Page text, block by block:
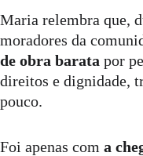
Maria relembra que,
moradores da
de obra barata por
direitos e dignidade,
pouco.
Foi apenas com a